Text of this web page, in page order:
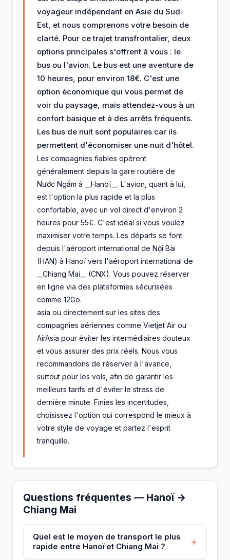
voyageur indépendant en Asie du Sud-
Est, et nous comprenons votre besoin de
clarté. Pour ce trajet transfrontalier, deux
options principales s'offrent à vous : le
bus ou l'avion. Le bus est une aventure de
10 heures, pour environ 18€. C'est une
option économique qui vous permet de
voir du paysage, mais attendez-vous à un
confort basique et à des arrêts fréquents.
Les bus de nuit sont populaires car ils
permettent d'économiser une nuit d'hôtel.
Les compagnies fiables opèrent
généralement depuis la gare routière de
Nước Ngầm à __Hanoï__. L'avion, quant à lui,
est l'option la plus rapide et la plus
confortable, avec un vol direct d'environ 2
heures pour 55€. C'est idéal si vous voulez
maximiser votre temps. Les départs se font
depuis l'aéroport international de Nội Bài
(HAN) à Hanoï vers l'aéroport international de
__Chiang Mai__ (CNX). Vous pouvez réserver
en ligne via des plateformes sécurisées
comme 12Go.
asia ou directement sur les sites des
compagnies aériennes comme Vietjet Air ou
AirAsia pour éviter les intermédiaires douteux
et vous assurer des prix réels. Nous vous
recommandons de réserver à l'avance,
surtout pour les vols, afin de garantir les
meilleurs tarifs et d'éviter le stress de
dernière minute. Finies les incertitudes,
choisissez l'option qui correspond le mieux à
votre style de voyage et partez l'esprit
tranquille.
Questions fréquentes — Hanoï →
Chiang Mai
Quel est le moyen de transport le plus
rapide entre Hanoï et Chiang Mai ?
+